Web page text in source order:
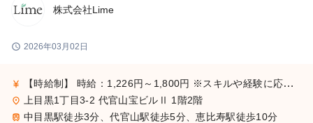
株式会社Lime
schedule 2026年03月02日
currency_yen 【時給制】 時給：1,226円～1,800円 ※スキルや経験に応じて昇給します。 【月給制】 尚、フルコミットできる方は月給制もご用意しております。 月給: 230,000円〜 ※毎月行う評価面談により毎月昇給の可能性あり ※年間の昇給平均額80,000円 <モデル月収> 260,000円 /入社6ヶ月 330,000円 /入社1年 400,000円 /入社1年半 500,000円 /入社2年
place 上目黒1丁目3-2 代官山宝ビルⅡ 1階2階
train 中目黒駅徒歩3分、代官山駅徒歩5分、恵比寿駅徒歩10分